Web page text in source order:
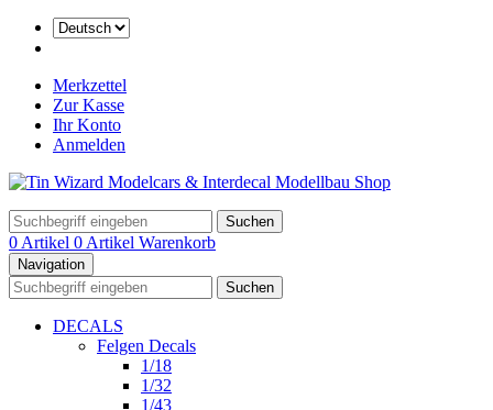
Merkzettel
Zur Kasse
Ihr Konto
Anmelden
Suchen
0 Artikel 0 Artikel Warenkorb
Navigation
Suchen
DECALS
Felgen Decals
1/18
1/32
1/43